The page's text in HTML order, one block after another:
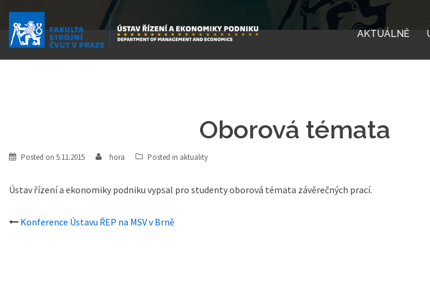
AKTUÁLNĚ
Oborová témata
Posted on 5.11.2015 hora Posted in aktuality
Ústav řízení a ekonomiky podniku vypsal pro studenty oborová témata závěrečných prací.
Post
Konference Ústavu ŘEP na MSV v Brně